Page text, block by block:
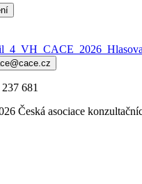
681
Česká asociace